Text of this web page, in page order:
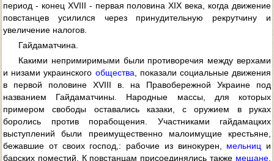
период - конец XVIII - первая половина XIX века, когда движение
повстанцев усилился через принудительную рекрутчину и
увеличение налогов.
Гайдаматчина.
Какими непримиримыми были противоречия между верхами
и низами украинского общества , показали социальные движения
в первой половине XVIII в. на Правобережной Украине под
названием Гайдаматчины. Народные массы, для которых
примером свободы оставались казаки, с оружием в руках
боролись против порабощения. Участниками гайдамацких
выступлений были преимущественно малоимущие крестьяне,
бежавшие от своих господ,: рабочие из винокурен, мельниц и
барских поместий. К повстанцам присоединялись также мещане